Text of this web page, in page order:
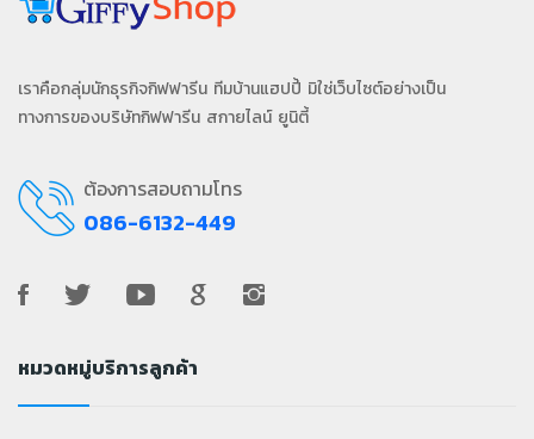
เราคือกลุ่มนักธุรกิจกิฟฟารีน ทีมบ้านแฮปปี้ มิใช่เว็บไซต์อย่างเป็น
ทางการของบริษัทกิฟฟารีน สกายไลน์ ยูนิตี้
ต้องการสอบถามโทร
086-6132-449
หมวดหมู่บริการลูกค้า